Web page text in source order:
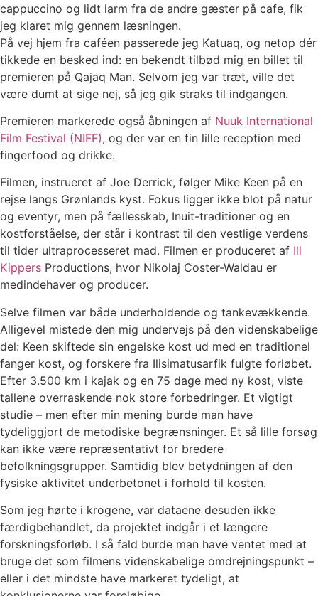
cappuccino og lidt larm fra de andre gæster på cafe, fik
jeg klaret mig gennem læsningen.
På vej hjem fra caféen passerede jeg Katuaq, og netop dér
tikkede en besked ind: en bekendt tilbød mig en billet til
premieren på Qajaq Man. Selvom jeg var træt, ville det
være dumt at sige nej, så jeg gik straks til indgangen.
Premieren markerede også åbningen af Nuuk International
Film Festival (NIFF), og der var en fin lille reception med
fingerfood og drikke.
Filmen, instrueret af Joe Derrick, følger Mike Keen på en
rejse langs Grønlands kyst. Fokus ligger ikke blot på natur
og eventyr, men på fællesskab, Inuit-traditioner og en
kostforståelse, der står i kontrast til den vestlige verdens
til tider ultraprocesseret mad. Filmen er produceret af Ill
Kippers Productions, hvor Nikolaj Coster-Waldau er
medindehaver og producer.
Selve filmen var både underholdende og tankevækkende.
Alligevel mistede den mig undervejs på den videnskabelige
del: Keen skiftede sin engelske kost ud med en traditionel
fanger kost, og forskere fra Ilisimatusarfik fulgte forløbet.
Efter 3.500 km i kajak og en 75 dage med ny kost, viste
tallene overraskende nok store forbedringer. Et vigtigt
studie – men efter min mening burde man have
tydeliggjort de metodiske begrænsninger. Et så lille forsøg
kan ikke være repræsentativt for bredere
befolkningsgrupper. Samtidig blev betydningen af den
fysiske aktivitet underbetonet i forhold til kosten.
Som jeg hørte i krogene, var dataene desuden ikke
færdigbehandlet, da projektet indgår i et længere
forskningsforløb. I så fald burde man have ventet med at
bruge det som filmens videnskabelige omdrejningspunkt –
eller i det mindste have markeret tydeligt, at